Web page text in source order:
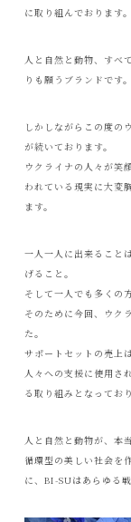
に取り組んでおります。
人と自然と動物、すべ
りも願うブランドです。
しかしながらこの度の
が続いております。
ウクライナの人々が笑
われている現実に大変
ます。
一人一人に出来ること
げること。
そして一人でも多くの
そのために今回、ウク
た。
サポートセットの売上
人々への支援に使用さ
る取り組みとなっており
人と自然と動物が、本
循環型の美しい社会を
に、BI-SUはあらゆる